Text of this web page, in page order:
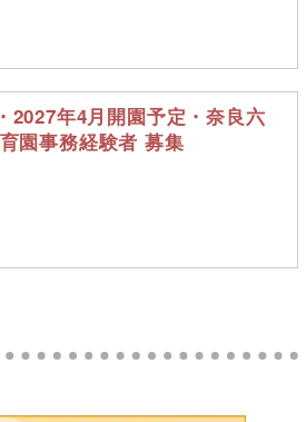
2027年4月開園予定・奈良六
園事務経験者 募集